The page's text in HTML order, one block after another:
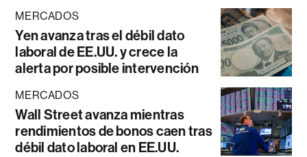
MERCADOS
Yen avanza tras el débil dato
laboral de EE.UU. y crece la
alerta por posible intervención
MERCADOS
Wall Street avanza mientras
rendimientos de bonos caen tras
débil dato laboral en EE.UU.